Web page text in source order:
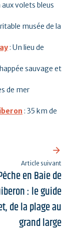
aux volets bleus
musée de la
: Un lieu de
sauvage et
de mer
: 35 km de
Article suivant
en Baie de
: le guide
de la plage au
grand large